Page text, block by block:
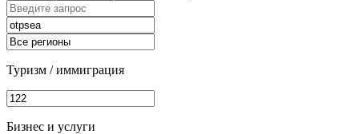
Туризм / иммиграция
Бизнес и услуги